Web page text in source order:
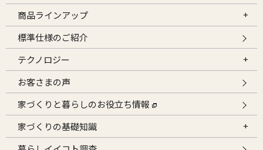
商品ラインアップ
標準仕様のご紹介
テクノロジー
お客さまの声
家づくりと暮らしのお役立ち情報
家づくりの基礎知識